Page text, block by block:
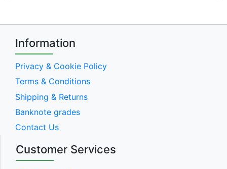
Information
Privacy & Cookie Policy
Terms & Conditions
Shipping & Returns
Banknote grades
Contact Us
Customer Services